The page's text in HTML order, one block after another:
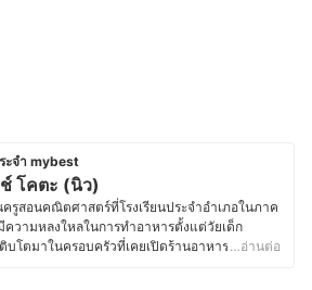
ะจำ mybest
โคตะ (นิว)
รูสอนคณิตศาสตร์ที่โรงเรียนประจำอำเภอในภาค
วามหลงใหลในการทำอาหารตั้งแต่วัยเด็ก
ติบโตมาในครอบครัวที่เคยเปิดร้านอาหาร ทำให้มี
…อ่านต่อ